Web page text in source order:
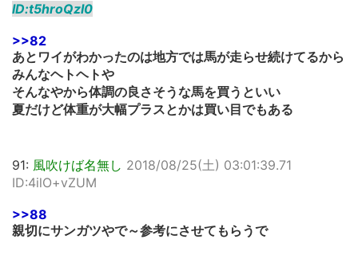
ID:t5hroQzI0
>>82
あとワイがわかったのは地方では馬が走らせ続けてるから
みんなヘトヘトや
そんなやから体調の良さそうな馬を買うといい
夏だけど体重が大幅プラスとかは買い目でもある
91: 風吹けば名無し 2018/08/25(土) 03:01:39.71
ID:4ilO+vZUM
>>88
親切にサンガツやで～参考にさせてもらうで